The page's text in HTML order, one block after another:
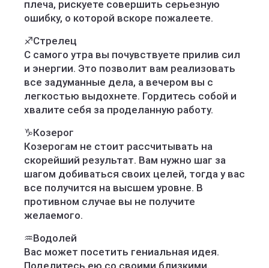
плеча, рискуете совершить серьезную
ошибку, о которой вскоре пожалеете.
♐️Стрелец
С самого утра вы почувствуете прилив сил
и энергии. Это позволит вам реализовать
все задуманные дела, а вечером вы с
легкостью выдохнете. Гордитесь собой и
хвалите себя за проделанную работу.
♑️Козерог
Козерогам не стоит рассчитывать на
скорейший результат. Вам нужно шаг за
шагом добиваться своих целей, тогда у вас
все получится на высшем уровне. В
противном случае вы не получите
желаемого.
♒️Водолей
Вас может посетить гениальная идея.
Поделитесь ею со своими близкими,